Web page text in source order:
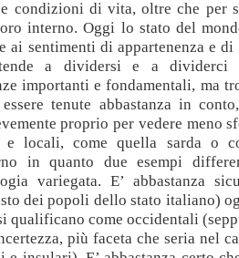
condizioni di vita, oltre che per
interno. Oggi lo stato del
ai sentimenti di appartenenza e
a dividersi e a dividerci
importanti e fondamentali, ma
tenute abbastanza in
proprio per vedere meno
e locali, come quella sarda o
in quanto due esempi
variegata. E’ abbastanza
dei popoli dello stato italiano)
qualificano come occidentali
più faceta che seria nel